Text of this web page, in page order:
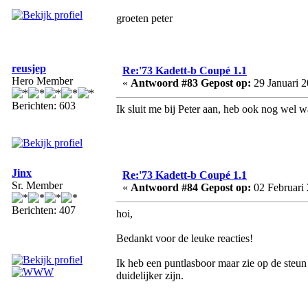
groeten peter
reusjep
Hero Member
Berichten: 603
Re:'73 Kadett-b Coupé 1.1
« Antwoord #83 Gepost op: 29 Januari
Ik sluit me bij Peter aan, heb ook nog wel
Jinx
Sr. Member
Berichten: 407
Re:'73 Kadett-b Coupé 1.1
« Antwoord #84 Gepost op: 02 Februari
hoi,
Bedankt voor de leuke reacties!
Ik heb een puntlasboor maar zie op de
duidelijker zijn.